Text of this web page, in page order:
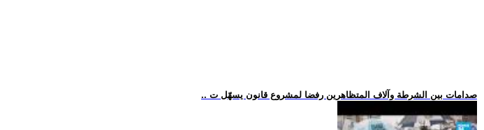
.. صدامات بين الشرطة وآلاف المتظاهرين رفضا لمشروع قانون يسهّل ت